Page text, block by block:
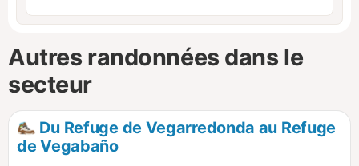
Autres randonnées dans le
secteur
Du Refuge de Vegarredonda au Refuge
de Vegabaño